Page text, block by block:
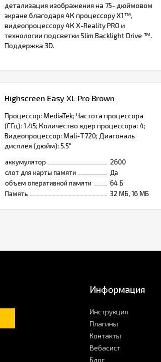
детализация изображения на 75- дюймовом
экране благодаря 4К процессору X1™,
видеопроцессору 4К X-Reality PRO и
технологии подсветки Slim Backlight Drive ™.
Поддержка 3D.
Highscreen Easy XL Pro Brown
Процессор: MediaTek; Частота процессора
(ГГц): 1.45; Количество ядер процессора: 4;
Видеопроцессор: Mali-Т720; Диагональ
дисплея (дюйм): 5.5"
аккумулятор
2600
слот для карты памяти
Да
объем оперативной памяти
64 Б
Память
32 МБ, 16 МБ
Информация
Инструкция
Плагины
Контакты
Вебасист
Блог